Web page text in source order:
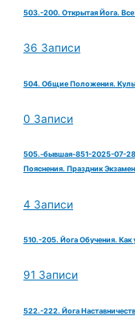
503.-200. Открытая Йога. Все
36 Записи
504. Общие Положения.
0 Записи
505.-бывшая-851-2025-07-
Пояснения. Праздник
4 Записи
510.-205. Йога Обучения. Как
91 Записи
522.-222. Йога